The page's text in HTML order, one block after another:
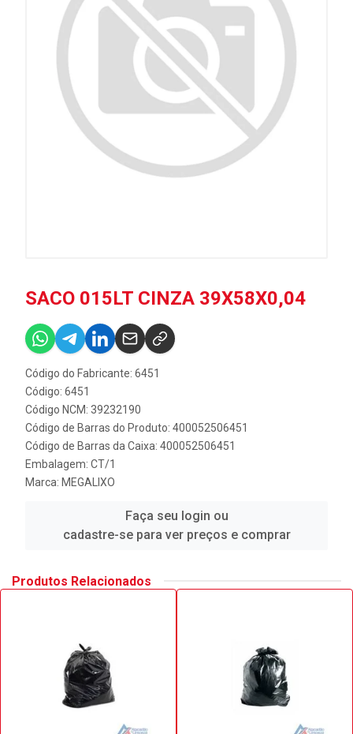
SACO 015LT CINZA 39X58X0,04
Código do Fabricante: 6451
Código: 6451
Código NCM: 39232190
Código de Barras do Produto: 400052506451
Código de Barras da Caixa: 400052506451
Embalagem: CT/1
Marca: MEGALIXO
Faça seu login ou
cadastre-se para ver preços e comprar
Produtos Relacionados